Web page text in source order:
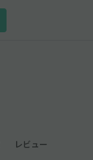
レビュー